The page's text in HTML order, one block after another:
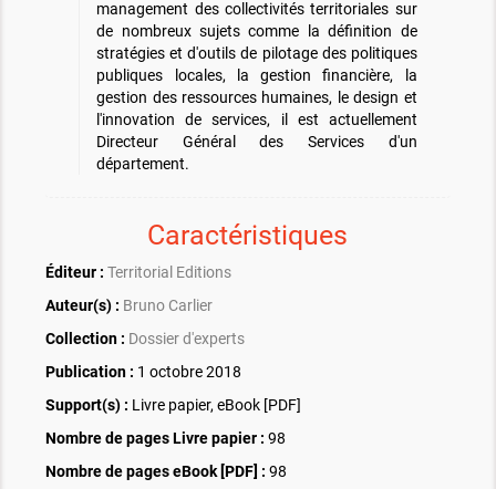
management des collectivités territoriales sur
de nombreux sujets comme la définition de
stratégies et d'outils de pilotage des politiques
publiques locales, la gestion financière, la
gestion des ressources humaines, le design et
l'innovation de services, il est actuellement
Directeur Général des Services d'un
département.
Caractéristiques
Éditeur : Territorial Editions
Auteur(s) : Bruno Carlier
Collection : Dossier d'experts
Publication : 1 octobre 2018
Support(s) : Livre papier, eBook [PDF]
Nombre de pages Livre papier : 98
Nombre de pages eBook [PDF] : 98